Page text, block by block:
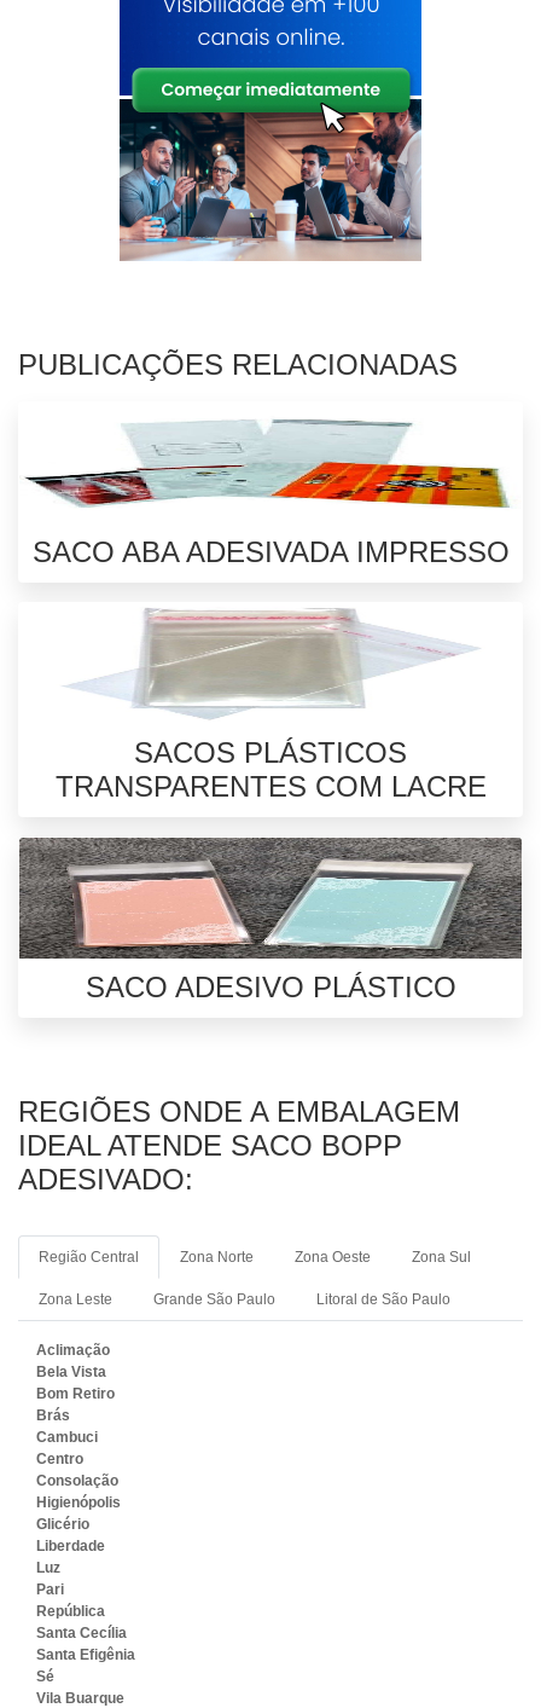
PUBLICAÇÕES RELACIONADAS
SACO ABA ADESIVADA IMPRESSO
SACOS PLÁSTICOS
TRANSPARENTES COM LACRE
SACO ADESIVO PLÁSTICO
REGIÕES ONDE A EMBALAGEM
IDEAL ATENDE SACO BOPP
ADESIVADO:
Região Central Zona Norte Zona Oeste Zona Sul
Zona Leste Grande São Paulo Litoral de São Paulo
Aclimação
Bela Vista
Bom Retiro
Brás
Cambuci
Centro
Consolação
Higienópolis
Glicério
Liberdade
Luz
Pari
República
Santa Cecília
Santa Efigênia
Sé
Vila Buarque